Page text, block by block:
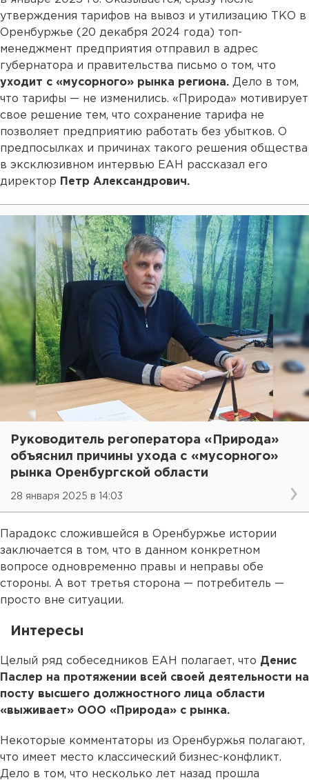
утверждения тарифов на вывоз и утилизацию ТКО в
Оренбуржье (20 декабря 2024 года) топ-
менеджмент предприятия отправил в адрес
губернатора и правительства письмо о том, что
уходит с «мусорного» рынка региона. Дело в том,
что тарифы — не изменились. «Природа» мотивирует
свое решение тем, что сохранение тарифа не
позволяет предприятию работать без убытков. О
предпосылках и причинах такого решения общества
в эксклюзивном интервью ЕАН рассказал его
директор
Петр Александрович.
Руководитель регоператора «Природа»
объяснил причины ухода с «мусорного»
рынка Оренбургской области
28 января 2025 в 14:03
Парадокс сложившейся в Оренбуржье истории
заключается в том, что в данном конкретном
вопросе одновременно правы и неправы обе
стороны. А вот третья сторона — потребитель —
просто вне ситуации.
Интересы
Целый ряд собеседников ЕАН полагает, что Денис
Паслер на протяжении всей своей деятельности на
посту высшего должностного лица области
«выживает» ООО «Природа» с рынка.
Некоторые комментаторы из Оренбуржья полагают,
что имеет место классический бизнес-конфликт.
Дело в том, что несколько лет назад прошла